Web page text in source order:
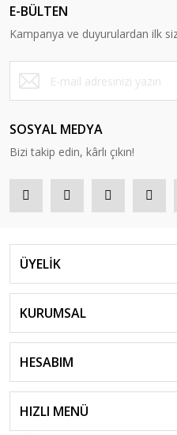
E-BÜLTEN
Kampanya ve duyurulardan ilk
SOSYAL MEDYA
Bizi takip edin, kârlı çıkın!
ÜYELİK
KURUMSAL
HESABIM
HIZLI MENÜ